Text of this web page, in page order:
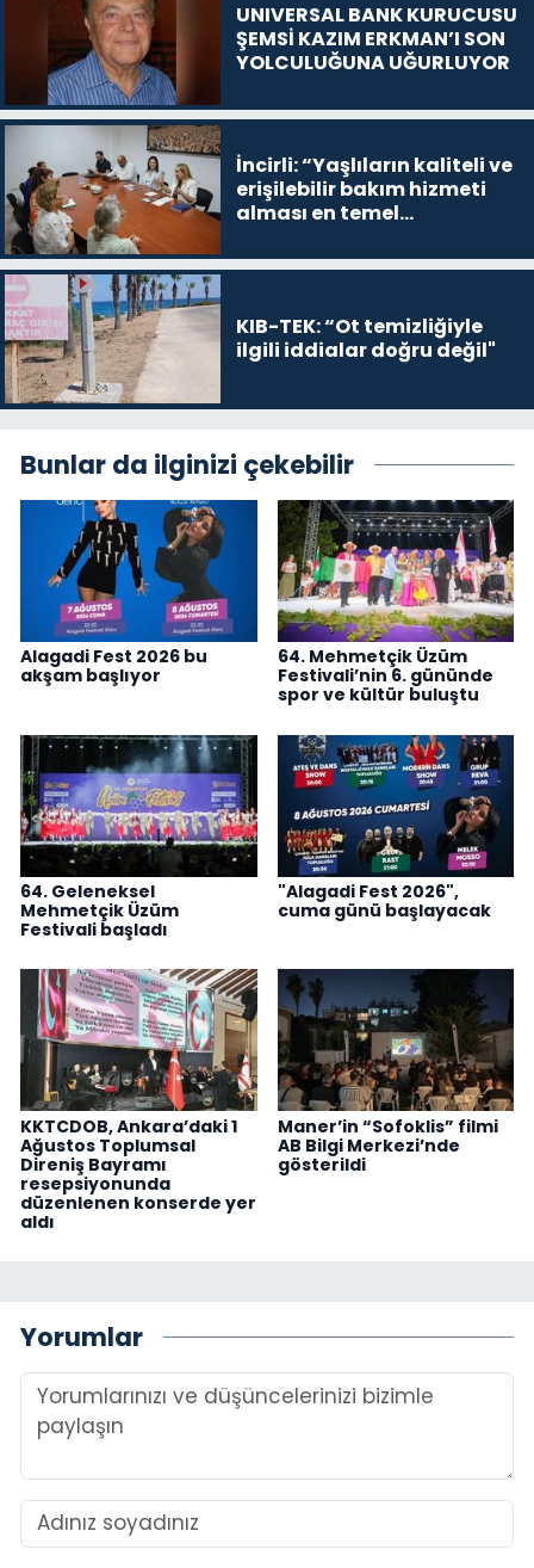
UNIVERSAL BANK KURUCUSU
ŞEMSİ KAZIM ERKMAN’I SON
YOLCULUĞUNA UĞURLUYOR
İncirli: “Yaşlıların kaliteli ve
erişilebilir bakım hizmeti
alması en temel
KIB-TEK: “Ot temizliğiyle
ilgili iddialar doğru değil"
Bunlar da ilginizi çekebilir
Alagadi Fest 2026 bu
akşam başlıyor
64. Mehmetçik Üzüm
Festivali’nin 6. gününde
spor ve kültür buluştu
64. Geleneksel
Mehmetçik Üzüm
Festivali başladı
"Alagadi Fest 2026",
cuma günü başlayacak
KKTCDOB, Ankara’daki 1
Ağustos Toplumsal
Direniş Bayramı
resepsiyonunda
düzenlenen konserde yer
aldı
Maner’in “Sofoklis” filmi
AB Bilgi Merkezi’nde
gösterildi
Yorumlar